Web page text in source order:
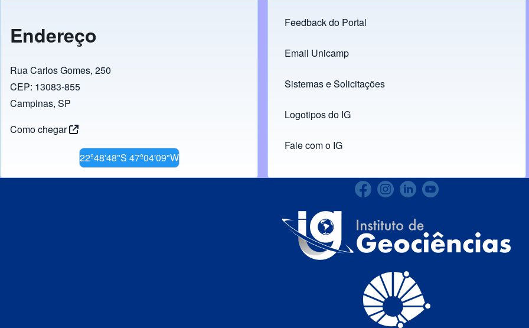
Endereço
Rua Carlos Gomes, 250
CEP: 13083-855
Campinas, SP
Como chegar
22º48'48"S 47º04'09"W
Footer menu
Feedback do Portal
Links
Email Unicamp
(opens in new tab)
Sistemas e Solicitações
(opens in new tab)
Logotipos do IG
(opens in new tab)
Fale com o IG